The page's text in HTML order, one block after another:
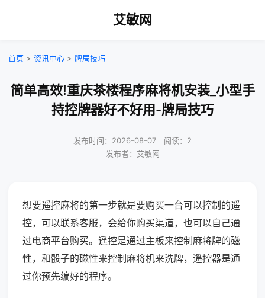
艾敏网
首页 > 资讯中心 > 牌局技巧
简单高效!重庆茶楼程序麻将机安装_小型手
持控牌器好不好用-牌局技巧
发布时间：2026-08-07｜阅读：2
发布者：艾敏网
想要遥控麻将的第一步就是要购买一台可以控制的遥
控，可以联系客服，会给你购买渠道，也可以自己通
过电商平台购买。遥控是通过主板来控制麻将牌的磁
性，和骰子的磁性来控制麻将机来洗牌，遥控器是通
过你预先编好的程序。